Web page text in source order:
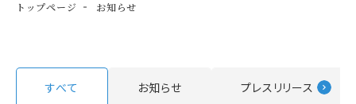
トップページ お知らせ
すべて お知らせ プレスリリース